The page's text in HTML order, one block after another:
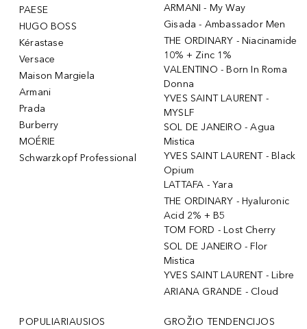
PAESE
HUGO BOSS
Kérastase
Versace
Maison Margiela
Armani
Prada
Burberry
MOÉRIE
Schwarzkopf Professional
ARMANI - My Way
Gisada - Ambassador Men
THE ORDINARY - Niacinamide
10% + Zinc 1%
VALENTINO - Born In Roma
Donna
YVES SAINT LAURENT -
MYSLF
SOL DE JANEIRO - Agua
Mistica
YVES SAINT LAURENT - Black
Opium
LATTAFA - Yara
THE ORDINARY - Hyaluronic
Acid 2% + B5
TOM FORD - Lost Cherry
SOL DE JANEIRO - Flor
Mistica
YVES SAINT LAURENT - Libre
ARIANA GRANDE - Cloud
POPULIARIAUSIOS
GROŽIO TENDENCIJOS